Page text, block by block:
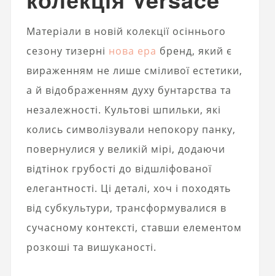
Матеріали в новій колекції осіннього
сезону тизерні нова ера бренд, який є
вираженням не лише сміливої ​​естетики,
а й відображенням духу бунтарства та
незалежності. Культові шпильки, які
колись символізували непокору панку,
повернулися у великій мірі, додаючи
відтінок грубості до відшліфованої
елегантності. Ці деталі, хоч і походять
від субкультури, трансформувалися в
сучасному контексті, ставши елементом
розкоші та вишуканості.